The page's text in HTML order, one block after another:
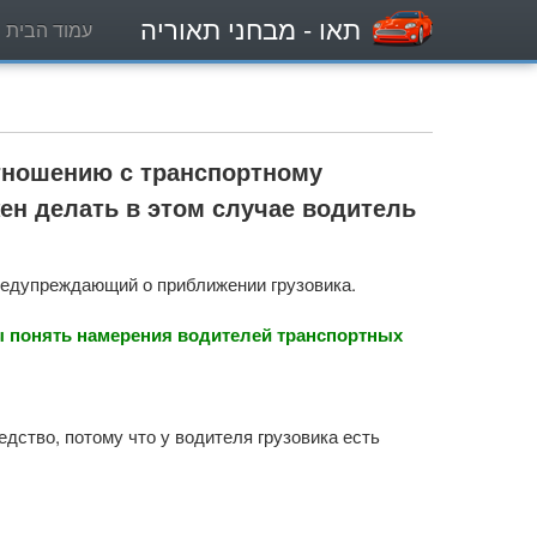
תאו - מבחני תאוריה עמוד הבית
с транспортному
делать в этом случае водитель
о приближении грузовика.
намерения водителей транспортных
потому что у водителя грузовика есть